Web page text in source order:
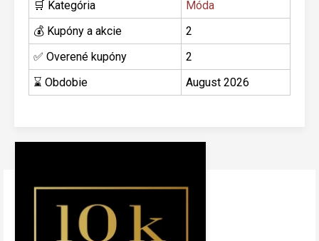
🛒 Kategória
Móda
💰 Kupóny a akcie
2
✅ Overené kupóny
2
⌛ Obdobie
August 2026